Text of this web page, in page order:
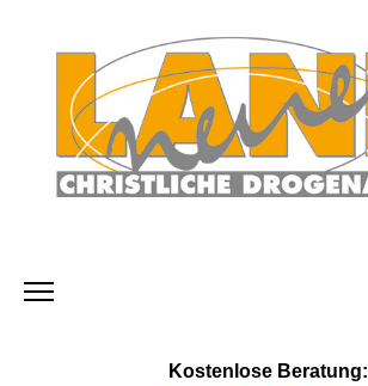
Kostenlose Beratung: